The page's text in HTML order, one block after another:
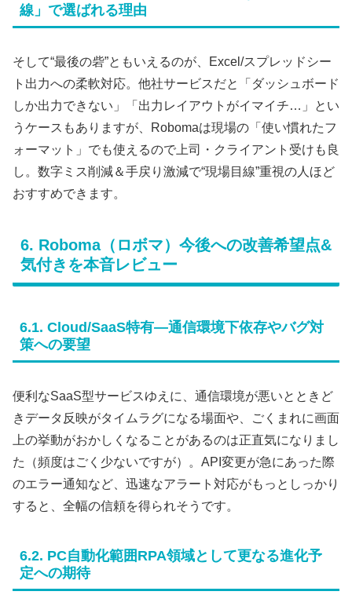
線」で選ばれる理由
そして“最後の砦”ともいえるのが、Excel/スプレッドシー
ト出力への柔軟対応。他社サービスだと「ダッシュボード
しか出力できない」「出力レイアウトがイマイチ…」とい
うケースもありますが、Robomaは現場の「使い慣れたフ
ォーマット」でも使えるので上司・クライアント受けも良
し。数字ミス削減＆手戻り激減で“現場目線”重視の人ほど
おすすめできます。
6. Roboma（ロボマ）今後への改善希望点&
気付きを本音レビュー
6.1. Cloud/SaaS特有―通信環境下依存やバグ対
策への要望
便利なSaaS型サービスゆえに、通信環境が悪いとときど
きデータ反映がタイムラグになる場面や、ごくまれに画面
上の挙動がおかしくなることがあるのは正直気になりまし
た（頻度はごく少ないですが）。API変更が急にあった際
のエラー通知など、迅速なアラート対応がもっとしっかり
すると、全幅の信頼を得られそうです。
6.2. PC自動化範囲RPA領域として更なる進化予
定への期待